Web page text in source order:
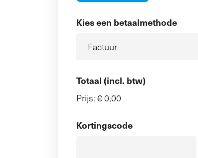
Kies een betaalmethode
Totaal (incl. btw)
Prijs: € 0,00
Kortingscode